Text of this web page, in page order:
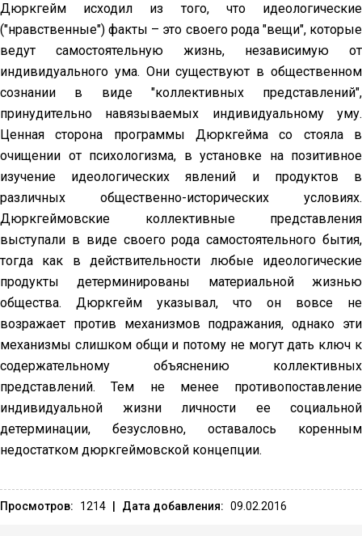
Дюркгейм исходил из того, что идеологические
("нравственные") факты – это своего рода "вещи", которые
ведут самостоятельную жизнь, независимую от
индивидуального ума. Они существуют в общественном
сознании в виде "коллективных представлений",
принудительно навязываемых индивидуальному уму.
Ценная сторона программы Дюркгейма со стояла в
очищении от психологизма, в установке на позитивное
изучение идеологических явлений и продуктов в
различных общественно-исторических условиях.
Дюркгеймовские коллективные представления
выступали в виде своего рода самостоятельного бытия,
тогда как в действительности любые идеологические
продукты детерминированы материальной жизнью
общества. Дюркгейм указывал, что он вовсе не
возражает против механизмов подражания, однако эти
механизмы слишком общи и потому не могут дать ключ к
содержательному объяснению коллективных
представлений. Тем не менее противопоставление
индивидуальной жизни личности ее социальной
детерминации, безусловно, оставалось коренным
недостатком дюркгеймовской концепции.
Просмотров: 1214 Дата добавления: 09.02.2016